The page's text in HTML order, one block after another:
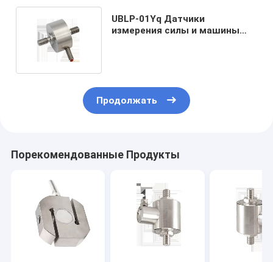
UBLP-01Yq Датчики
измерения силы и машины
Продолжать
Порекомендованные Продукты